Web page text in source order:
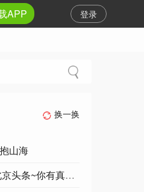
登录
APP
换一换
山海
中华红旗国际诗社~北京头条~你有真正的朋友吗:作者/雨下罗加:诵读/边城